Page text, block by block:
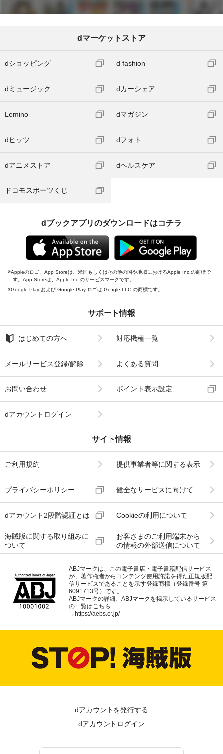
dマーケットストア
dショッピング d fashion
dミュージック dカーシェア
Lemino dマガジン
dヒッツ dフォト
dアニメストア dヘルスケア
ドコモスポーツくじ
dブックアプリのダウンロードはコチラ
Appleのロゴ、App Storeは、米国もしくはその他の国や地域におけるApple Inc.の商標で
す。App Storeは、Apple Inc.のサービスマークです。
Google Play および Google Play ロゴは Google LLC の商標です。
サポート情報
はじめての方へ 対応機種一覧
メールサービス登録/解除 よくある質問
お問い合わせ ポイント表示設定
dアカウントログイン
サイト情報
ご利用規約 提供事業者等に関する表示
プライバシーポリシー 健全なサービスに向けて
dアカウント2段階認証とは Cookieの利用について
海賊版に関する取り組みに
ついて
お客さまのご利用端末から
の情報の外部送信について
ABJマークは、この電子書店・電子書籍配信サービス
が、著作権者からコンテンツ使用許諾を得た正規版配
信サービスであることを示す登録商標（登録番号 第
6091713号）です。
ABJマークの詳細、ABJマークを掲示しているサービス
の一覧はこちら
→https://aebs.or.jp/
dアカウントを発行する
dアカウントログイン